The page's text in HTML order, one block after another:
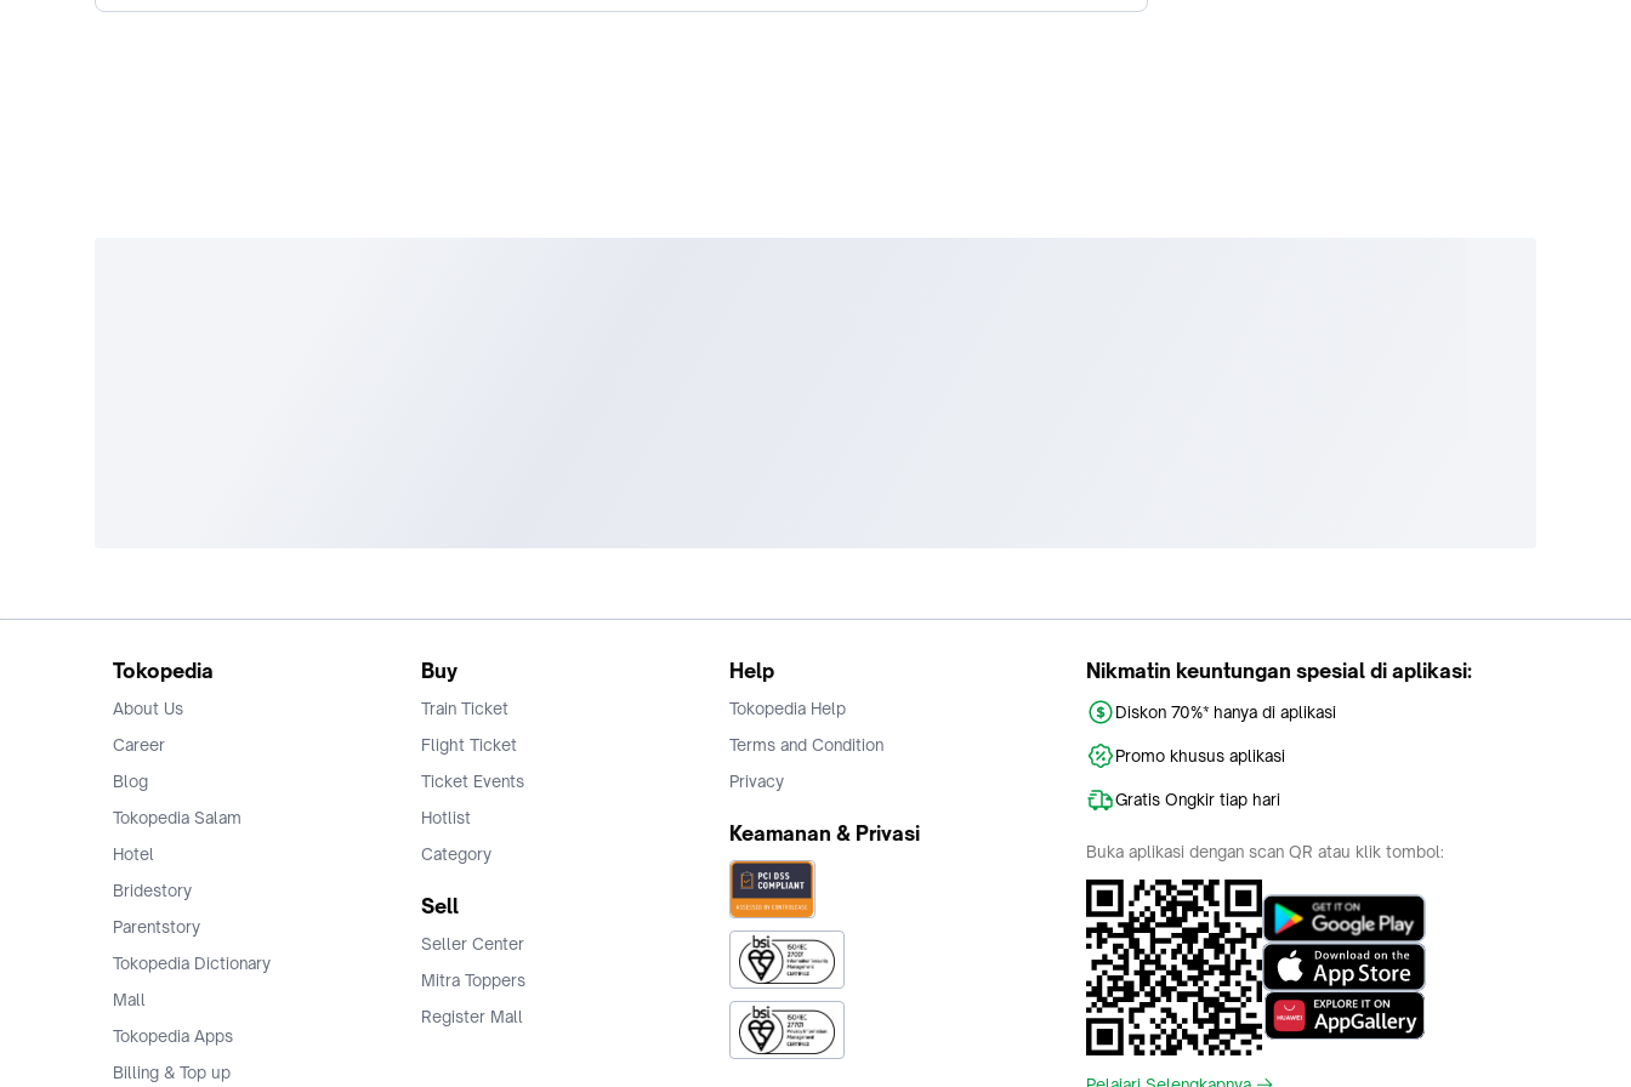
Tokopedia
About Us
Career
Blog
Tokopedia Salam
Hotel
Bridestory
Parentstory
Tokopedia Dictionary
Mall
Tokopedia Apps
Billing & Top up
Buy
Train Ticket
Flight Ticket
Ticket Events
Hotlist
Category
Sell
Seller Center
Mitra Toppers
Register Mall
Help
Tokopedia Help
Terms and Condition
Privacy
Keamanan & Privasi
Nikmatin keuntungan spesial di aplikasi:
Diskon 70%* hanya di aplikasi
Promo khusus aplikasi
Gratis Ongkir tiap hari
Buka aplikasi dengan scan QR atau klik tombol: